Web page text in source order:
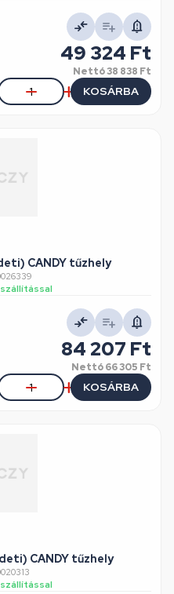
49 324 Ft
Nettó38 838 Ft
KOSÁRBA
CANDY tűzhely
84 207 Ft
Nettó66 305 Ft
KOSÁRBA
CANDY tűzhely